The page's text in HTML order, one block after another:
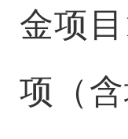
金项
项（